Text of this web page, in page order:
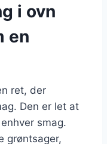
i ovn
en
ret, der
Den er let at
smag.
grøntsager,